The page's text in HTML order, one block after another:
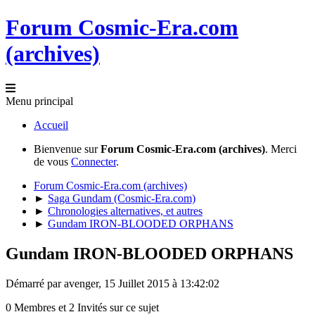
Forum Cosmic-Era.com
(archives)
Menu principal
Accueil
Bienvenue surForum Cosmic-Era.com (archives). Merci
de vous Connecter.
Forum Cosmic-Era.com (archives)
► Saga Gundam (Cosmic-Era.com)
► Chronologies alternatives, et autres
► Gundam IRON-BLOODED ORPHANS
Gundam IRON-BLOODED ORPHANS
Démarré par avenger, 15 Juillet 2015 à 13:42:02
0 Membres et 2 Invités sur ce sujet